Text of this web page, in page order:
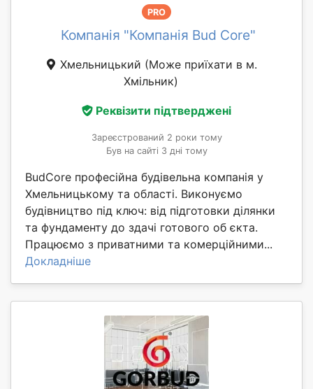
PRO
Компанія "Компанія Bud Core"
Хмельницький (Може приїхати в м.
Хмільник)
Реквізити підтверджені
Зареєстрований 2 роки тому
Був на сайті 3 дні тому
BudCore професійна будівельна компанія у
Хмельницькому та області. Виконуємо
будівництво під ключ: від підготовки ділянки
та фундаменту до здачі готового об єкта.
Працюємо з приватними та комерційними...
Докладніше